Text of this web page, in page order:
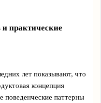
практические
лет показывают, что
концепция
поведенческие паттерны